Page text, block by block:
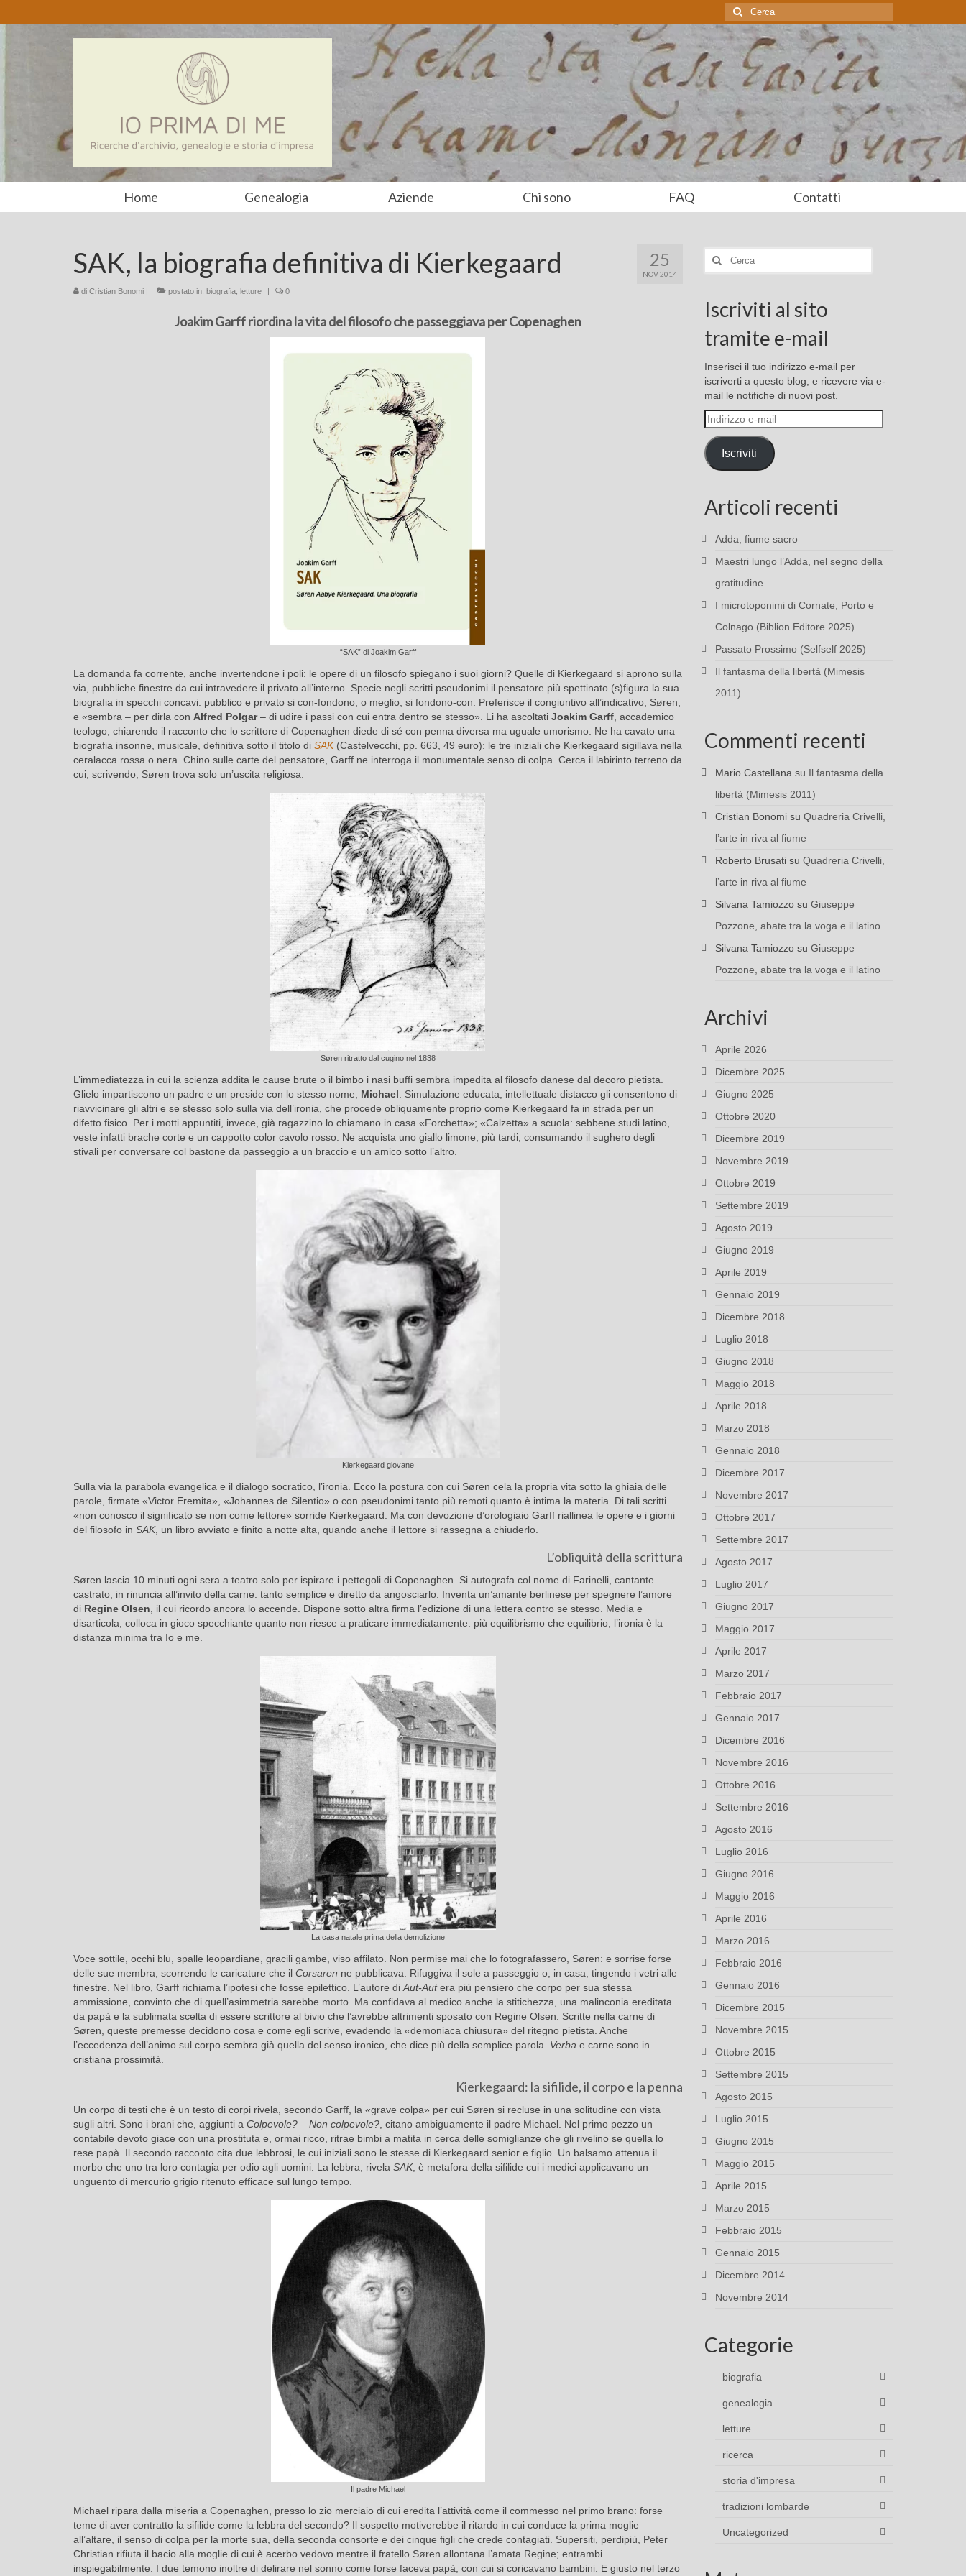
Cerca:
Home Genealogia Aziende Chi sono FAQ Contatti
25
NOV 2014
SAK, la biografia definitiva di Kierkegaard
di Cristian Bonomi | postato in: biografia letture | 0
Joakim Garff riordina la vita del filosofo che passeggiava per Copenaghen
“SAK” di Joakim Garff
La domanda fa corrente, anche invertendone i poli: le opere di un filosofo spiegano i suoi giorni? Quelle di Kierkegaard si aprono sulla
via, pubbliche finestre da cui intravedere il privato all’interno. Specie negli scritti pseudonimi il pensatore più spettinato (s)figura la sua
biografia in specchi concavi: pubblico e privato si con-fondono, o meglio, si fondono-con. Preferisce il congiuntivo all’indicativo, Søren,
e «sembra – per dirla con Alfred Polgar– di udire i passi con cui entra dentro se stesso». Li ha ascoltati Joakim Garff , accademico
teologo, chiarendo il racconto che lo scrittore di Copenaghen diede di sé con penna diversa ma uguale umorismo. Ne ha cavato una
biografia insonne, musicale, definitiva sotto il titolo di SAK(Castelvecchi, pp. 663, 49 euro): le tre iniziali che Kierkegaard sigillava nella
ceralacca rossa o nera. Chino sulle carte del pensatore, Garff ne interroga il monumentale senso di colpa. Cerca il labirinto terreno da
cui, scrivendo, Søren trova solo un’uscita religiosa.
Søren ritratto dal cugino nel 1838
L’immediatezza in cui la scienza addita le cause brute o il bimbo i nasi buffi sembra impedita al filosofo danese dal decoro pietista.
Glielo impartiscono un padre e un preside con lo stesso nome, Michael . Simulazione educata, intellettuale distacco gli consentono di
riavvicinare gli altri e se stesso solo sulla via dell’ironia, che procede obliquamente proprio come Kierkegaard fa in strada per un
difetto fisico. Per i motti appuntiti, invece, già ragazzino lo chiamano in casa «Forchetta»; «Calzetta» a scuola: sebbene studi latino,
veste infatti brache corte e un cappotto color cavolo rosso. Ne acquista uno giallo limone, più tardi, consumando il sughero degli
stivali per conversare col bastone da passeggio a un braccio e un amico sotto l’altro.
Kierkegaard giovane
Sulla via la parabola evangelica e il dialogo socratico, l’ironia. Ecco la postura con cui Søren cela la propria vita sotto la ghiaia delle
parole, firmate «Victor Eremita», «Johannes de Silentio» o con pseudonimi tanto più remoti quanto è intima la materia. Di tali scritti
«non conosco il significato se non come lettore» sorride Kierkegaard. Ma con devozione d’orologiaio Garff riallinea le opere e i giorni
del filosofo in SAK, un libro avviato e finito a notte alta, quando anche il lettore si rassegna a chiuderlo.
L’obliquità della scrittura
Søren lascia 10 minuti ogni sera a teatro solo per ispirare i pettegoli di Copenaghen. Si autografa col nome di Farinelli, cantante
castrato, in rinuncia all’invito della carne: tanto semplice e diretto da angosciarlo. Inventa un’amante berlinese per spegnere l’amore
di Regine Olsen, il cui ricordo ancora lo accende. Dispone sotto altra firma l’edizione di una lettera contro se stesso. Media e
disarticola, colloca in gioco specchiante quanto non riesce a praticare immediatamente: più equilibrismo che equilibrio, l’ironia è la
distanza minima tra Io e me.
La casa natale prima della demolizione
Voce sottile, occhi blu, spalle leopardiane, gracili gambe, viso affilato. Non permise mai che lo fotografassero, Søren: e sorrise forse
delle sue membra, scorrendo le caricature che il Corsaren ne pubblicava. Rifuggiva il sole a passeggio o, in casa, tingendo i vetri alle
finestre. Nel libro, Garff richiama l’ipotesi che fosse epilettico. L’autore di Aut-Autera più pensiero che corpo per sua stessa
ammissione, convinto che di quell’asimmetria sarebbe morto. Ma confidava al medico anche la stitichezza, una malinconia ereditata
da papà e la sublimata scelta di essere scrittore al bivio che l’avrebbe altrimenti sposato con Regine Olsen. Scritte nella carne di
Søren, queste premesse decidono cosa e come egli scrive, evadendo la «demoniaca chiusura» del ritegno pietista. Anche
l’eccedenza dell’animo sul corpo sembra già quella del senso ironico, che dice più della semplice parola. Verba e carne sono in
cristiana prossimità.
Kierkegaard: la sifilide, il corpo e la penna
Un corpo di testi che è un testo di corpi rivela, secondo Garff, la «grave colpa» per cui Søren si recluse in una solitudine con vista
sugli altri. Sono i brani che, aggiunti a Colpevole? – Non colpevole? , citano ambiguamente il padre Michael. Nel primo pezzo un
contabile devoto giace con una prostituta e, ormai ricco, ritrae bimbi a matita in cerca delle somiglianze che gli rivelino se quella lo
rese papà. Il secondo racconto cita due lebbrosi, le cui iniziali sono le stesse di Kierkegaard senior e figlio. Un balsamo attenua il
morbo che uno tra loro contagia per odio agli uomini. La lebbra, rivela SAK, è metafora della sifilide cui i medici applicavano un
unguento di mercurio grigio ritenuto efficace sul lungo tempo.
Il padre Michael
Michael ripara dalla miseria a Copenaghen, presso lo zio merciaio di cui eredita l’attività come il commesso nel primo brano: forse
teme di aver contratto la sifilide come la lebbra del secondo? Il sospetto motiverebbe il ritardo in cui conduce la prima moglie
all’altare, il senso di colpa per la morte sua, della seconda consorte e dei cinque figli che crede contagiati. Supersiti, perdipiù, Peter
Christian rifiuta il bacio alla moglie di cui è acerbo vedovo mentre il fratello Søren allontana l’amata Regine; entrambi
inspiegabilmente. I due temono inoltre di delirare nel sonno come forse faceva papà, con cui si coricavano bambini. E giusto nel terzo
Cerca:
Iscriviti al sito
tramite e-mail
Inserisci il tuo indirizzo e-mail per
iscriverti a questo blog, e ricevere via e-
mail le notifiche di nuovi post.
Indirizzo
e-
mail
Iscriviti
Articoli recenti
Adda, fiume sacro
Maestri lungo l’Adda, nel segno della
gratitudine
I microtoponimi di Cornate, Porto e
Colnago (Biblion Editore 2025)
Passato Prossimo (Selfself 2025)
Il fantasma della libertà (Mimesis
2011)
Commenti recenti
Mario Castellana su Il fantasma della
libertà (Mimesis 2011)
Cristian Bonomisu Quadreria Crivelli,
l’arte in riva al fiume
Roberto Brusatisu Quadreria Crivelli,
l’arte in riva al fiume
Silvana Tamiozzosu Giuseppe
Pozzone, abate tra la voga e il latino
Silvana Tamiozzosu Giuseppe
Pozzone, abate tra la voga e il latino
Archivi
Aprile 2026
Dicembre 2025
Giugno 2025
Ottobre 2020
Dicembre 2019
Novembre 2019
Ottobre 2019
Settembre 2019
Agosto 2019
Giugno 2019
Aprile 2019
Gennaio 2019
Dicembre 2018
Luglio 2018
Giugno 2018
Maggio 2018
Aprile 2018
Marzo 2018
Gennaio 2018
Dicembre 2017
Novembre 2017
Ottobre 2017
Settembre 2017
Agosto 2017
Luglio 2017
Giugno 2017
Maggio 2017
Aprile 2017
Marzo 2017
Febbraio 2017
Gennaio 2017
Dicembre 2016
Novembre 2016
Ottobre 2016
Settembre 2016
Agosto 2016
Luglio 2016
Giugno 2016
Maggio 2016
Aprile 2016
Marzo 2016
Febbraio 2016
Gennaio 2016
Dicembre 2015
Novembre 2015
Ottobre 2015
Settembre 2015
Agosto 2015
Luglio 2015
Giugno 2015
Maggio 2015
Aprile 2015
Marzo 2015
Febbraio 2015
Gennaio 2015
Dicembre 2014
Novembre 2014
Categorie
biografia
genealogia
letture
ricerca
storia d'impresa
tradizioni lombarde
Uncategorized